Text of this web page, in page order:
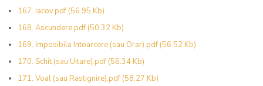
167. Iacov.pdf (56.95 Kb)
168. Ascundere.pdf (50.32 Kb)
169. Imposibila Intoarcere (sau Orar).pdf (56.52 Kb)
170. Schit (sau Uitare).pdf (56.34 Kb)
171. Voal (sau Rastignire).pdf (58.27 Kb)